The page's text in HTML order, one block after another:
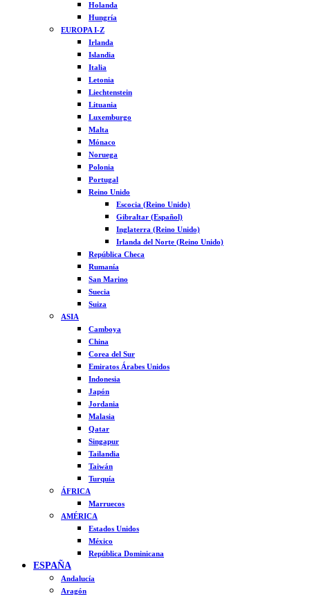
Holanda
Hungría
EUROPA I-Z
Irlanda
Islandia
Italia
Letonia
Liechtenstein
Lituania
Luxemburgo
Malta
Mónaco
Noruega
Polonia
Portugal
Reino Unido
Escocia (Reino Unido)
Gibraltar (Español)
Inglaterra (Reino Unido)
Irlanda del Norte (Reino Unido)
República Checa
Rumanía
San Marino
Suecia
Suiza
ASIA
Camboya
China
Corea del Sur
Emiratos Árabes Unidos
Indonesia
Japón
Jordania
Malasia
Qatar
Singapur
Tailandia
Taiwán
Turquía
ÁFRICA
Marruecos
AMÉRICA
Estados Unidos
México
República Dominicana
ESPAÑA
Andalucía
Aragón